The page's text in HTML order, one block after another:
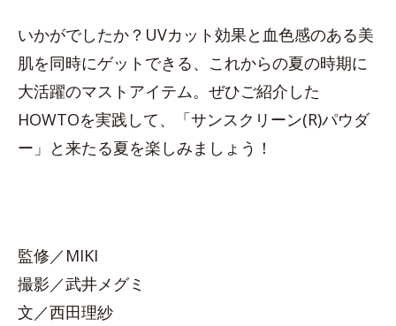
いかがでしたか？UVカット効果と血色感のある美
肌を同時にゲットできる、これからの夏の時期に
大活躍のマストアイテム。ぜひご紹介した
HOWTOを実践して、「サンスクリーン(R)パウダ
ー」と来たる夏を楽しみましょう！
監修／MIKI
撮影／武井メグミ
文／西田理紗